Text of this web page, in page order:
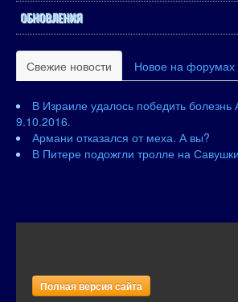
ОБНОВЛЕНИЯ
Свежие новости Новое на форумах
В Израиле удалось победить болезнь
9.10.2016.
Армани отказался от меха. А вы?
В Питере подожгли тролле на
Полная версия сайта